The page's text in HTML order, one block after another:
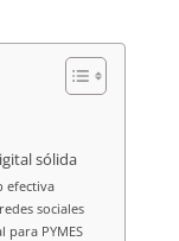
sólida
efectiva
sociales
para PYMES